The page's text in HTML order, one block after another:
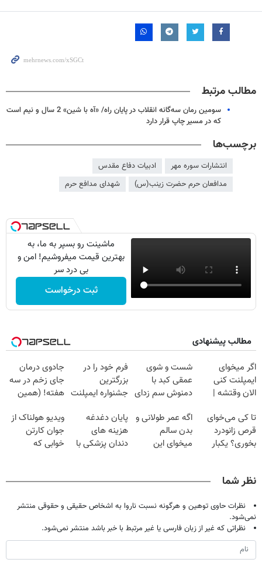
مطالب مرتبط
سومین رمان سه‌گانه انقلاب در پایان راه/ «آه با شین» 2 سال و نیم است
که در مسیر چاپ قرار دارد
برچسب‌ها
انتشارات سوره مهر
ادبیات دفاع مقدس
مدافعان حرم حضرت زینب(س)
شهدای مدافع حرم
ماشینت رو بسپر به ما، به
بهترین قیمت میفروشیم! امن و
بی درد سر
ثبت درخواست
مطالب پیشنهادی
اگر میخوای
ایمپلنت کنی
الان وقتشه |
میلیون تومان!!!
شست و شوی
عمقی کبد با
دمنوش سم زدای
فرم خود را در
بزرگترین
جشنواره ایمپلنت
فقط ۲۵ میلیون
جادوی درمان
جای زخم در سه
هفته! (همین
صحبت کنید)
تا کی می‌خوای
قرص زانودرد
بخوری؟ یکبار
اگه عمر طولانی و
بدن سالم
میخوای این
پایان دغدغه
هزینه های
دندان پزشکی با
ویدیو هولناک از
جوان کارتن
خوابی که
نظر شما
نظرات حاوی توهین و هرگونه نسبت ناروا به اشخاص حقیقی و حقوقی منتشر
نمی‌شود.
نظراتی که غیر از زبان فارسی یا غیر مرتبط با خبر باشد منتشر نمی‌شود.